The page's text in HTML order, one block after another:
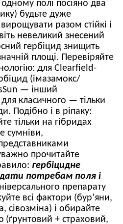
полі посіяно два
будьте дуже
разом стійкі і
невеликий знесений
гербіцид знищить
площі. Перевіряйте
для Clearfield-
(імазамокс/
— інший
класичного — тільки
Подібно і в ріпаку:
тільки на гібридах
сумніви,
прочитайте
гербіцидне
потребам поля і
препарату
всі фактори (бур’яни,
сівозміна) і обирайте
(ґрунтовий + страховий,